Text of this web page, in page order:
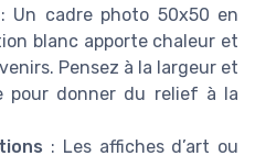
: Un cadre photo 50x50 en
blanc apporte chaleur et
Pensez à la largeur et
pour donner du relief à la
: Les affiches d’art ou